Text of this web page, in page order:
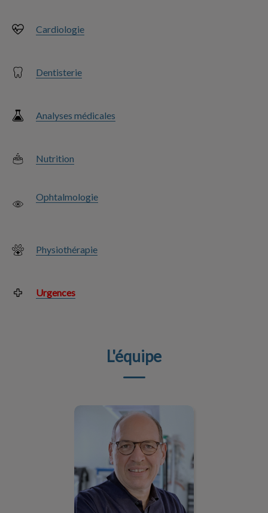
Cardiologie
Dentisterie
Analyses médicales
Nutrition
Ophtalmologie
Physiothérapie
Urgences
L'équipe
Dr Bertrand Garinot